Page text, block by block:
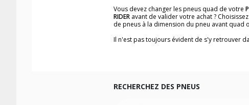
Vous devez changer les pneus quad de votre
RIDER avant de valider votre achat ?
de pneus à la dimension du pneu avant
Il n'est pas toujours évident de s'y retrouver
Les images du pneu quad, les avis clients
Pour voir notre liste de pneus quad, veuillez
RECHERCHEZ DES PNEUS